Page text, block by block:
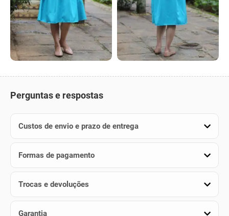
Perguntas e respostas
Custos de envio e prazo de entrega
Formas de pagamento
Trocas e devoluções
Garantia